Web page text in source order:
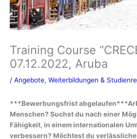
Training Course
07.12.2022, Aruba
/ Angebote, Weiterbildungen &
***Bewerbungsfrist
Menschen? Suchst du nach einer
Fähigkeit, in einem internationalen
verbessern? Möchtest du